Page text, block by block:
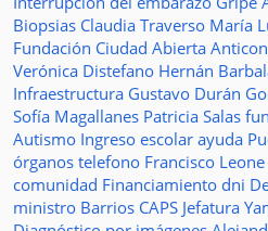
Biopsias Claudia Traverso María
Fundación Ciudad Abierta
Verónica Distefano Hernán
Infraestructura Gustavo Durán
Sofía Magallanes Patricia Salas
Autismo Ingreso escolar ayuda
órganos telefono Francisco Leone
comunidad Financiamiento dni
ministro Barrios CAPS Jefatura